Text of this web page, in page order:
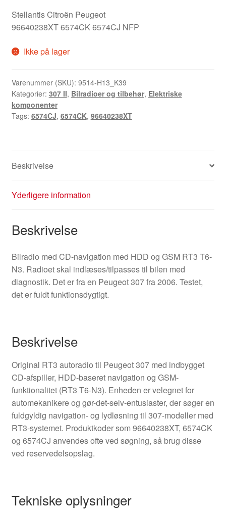
Stellantis Citroën Peugeot
96640238XT 6574CK 6574CJ NFP
Ikke på lager
Varenummer (SKU): 9514-H13_K39
Kategorier: 307 II, Bilradioer og tilbehør, Elektriske
komponenter
Tags: 6574CJ, 6574CK, 96640238XT
Beskrivelse
Yderligere information
Beskrivelse
Bilradio med CD-navigation med HDD og GSM RT3 T6-
N3. Radioet skal indlæses/tilpasses til bilen med
diagnostik. Det er fra en Peugeot 307 fra 2006. Testet,
det er fuldt funktionsdygtigt.
Beskrivelse
Original RT3 autoradio til Peugeot 307 med indbygget
CD-afspiller, HDD-baseret navigation og GSM-
funktionalitet (RT3 T6‑N3). Enheden er velegnet for
automekanikere og gør-det-selv-entusiaster, der søger en
fuldgyldig navigation- og lydløsning til 307-modeller med
RT3-systemet. Produktkoder som 96640238XT, 6574CK
og 6574CJ anvendes ofte ved søgning, så brug disse
ved reservedelsopslag.
Tekniske oplysninger